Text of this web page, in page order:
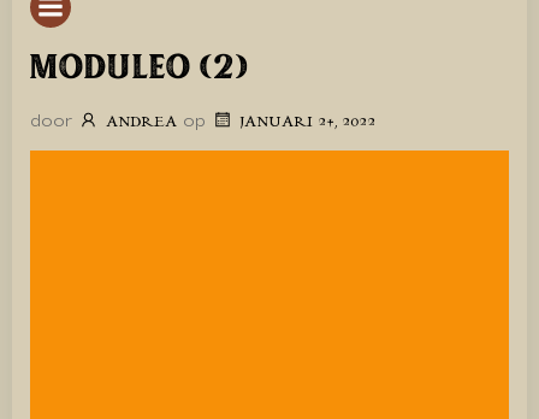
MODULEO (2)
door ANDREA op JANUARI 24, 2022